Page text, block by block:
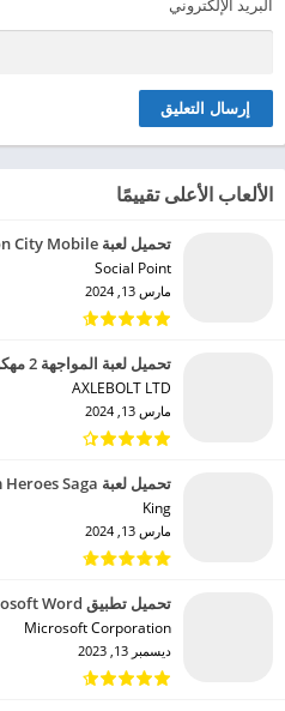
البريد الإلكتروني
الألعاب الأعلى تقييمًا
تحميل لعبة Dragon City Mobile مهكرة للاندرويد 2024
Social Point‏
مارس 13, 2024
تحميل لعبة المواجهة 2 مهكرة للاندرويد 2024
AXLEBOLT LTD‏
مارس 13, 2024
تحميل لعبة Farm Heroes Saga مهكرة للاندرويد 2024
King‏
مارس 13, 2024
تحميل تطبيق Microsoft Word مهكر للاندرويد 2024
Microsoft Corporation‏
ديسمبر 13, 2023